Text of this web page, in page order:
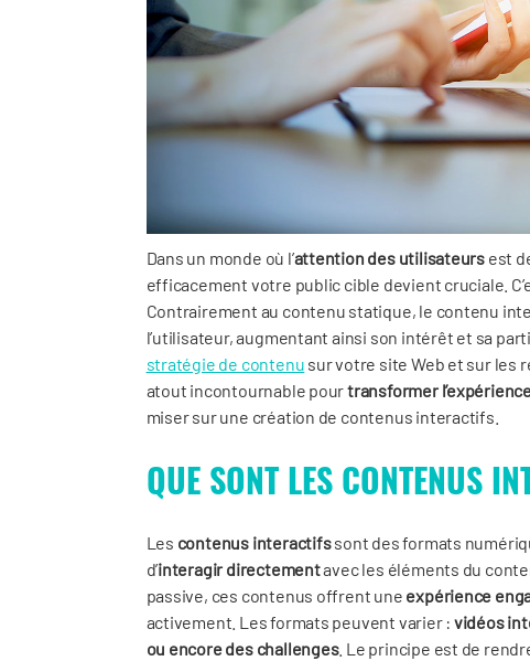
Dans un monde où l’attention des utilisateurs est
efficacement votre public cible devient cruciale.
Contrairement au contenu statique, le contenu
l’utilisateur, augmentant ainsi son intérêt et sa
stratégie de contenu sur votre site Web et sur les
atout incontournable pourtransformer
miser sur une création de contenus interactifs.
QUE SONT LES CONTENUS
Les contenus interactifssont des formats
d’interagir directementavec les éléments du
passive, ces contenus offrent une expérience
activement. Les formats peuvent varier : vidéos
ou encore des challenges. Le principe est de